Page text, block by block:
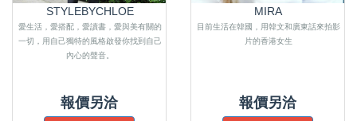
STYLEBYCHLOE
愛生活，愛搭配，愛讀書，愛與美有關的
一切，用自己獨特的風格啟發你找到自己
內心的聲音。
報價另洽
MIRA
目前生活在韓國，用韓文和廣東話來拍影
片的香港女生
報價另洽